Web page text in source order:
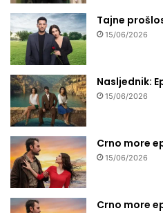
Tajne
15/06/2026
Nasljednik:
15/06/2026
Crno more
15/06/2026
Crno more